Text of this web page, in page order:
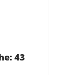
43